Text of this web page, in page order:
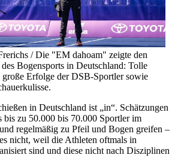
/ Die "EM dahoam" zeigte den
Bogensports in Deutschland: Tolle
Erfolge der DSB-Sportler sowie
in Deutschland ist „in“. Schätzungen
bis zu 50.000 bis 70.000 Sportler im
regelmäßig zu Pfeil und Bogen greifen –
nicht, weil die Athleten oftmals in
sind und diese nicht nach Disziplinen